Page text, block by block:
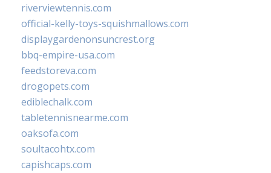
riverviewtennis.com
official-kelly-toys-squishmallows.com
displaygardenonsuncrest.org
bbq-empire-usa.com
feedstoreva.com
drogopets.com
ediblechalk.com
tabletennisnearme.com
oaksofa.com
soultacohtx.com
capishcaps.com